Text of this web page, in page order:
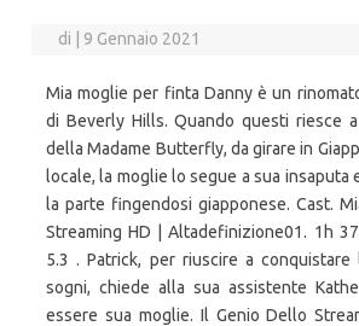
di 9 Gennaio 2021
Mia moglie per finta Danny è un
di Beverly Hills. Quando questi riesce
della Madame Butterfly, da girare in
locale, la moglie lo segue a sua insaputa
la parte fingendosi giapponese. Cast.
Streaming HD | Altadefinizione01. 1h
5.3 . Patrick, per riuscire a
sogni, chiede alla sua assistente
essere sua moglie. Il Genio Dello